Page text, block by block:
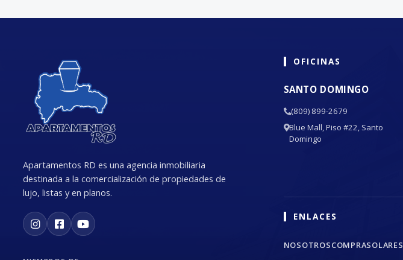
Apartamentos RD es una agencia inmobiliaria
destinada a la comercialización de propiedades de
lujo, listas y en planos.
OFICINAS
SANTO DOMINGO
(809) 899-2679
Blue Mall, Piso #22, Santo
Domingo
ENLACES
NOSOTROSCOMPRASOLARES